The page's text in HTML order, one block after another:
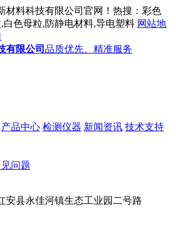
材料科技有限公司官网！热搜：彩色
白色母粒,防静电材料,导电塑料 网站地
有限公司 品质优先、精准服务
产品中心 检测仪器 新闻资讯 技术支持
问题
安县永佳河镇生态工业园二号路